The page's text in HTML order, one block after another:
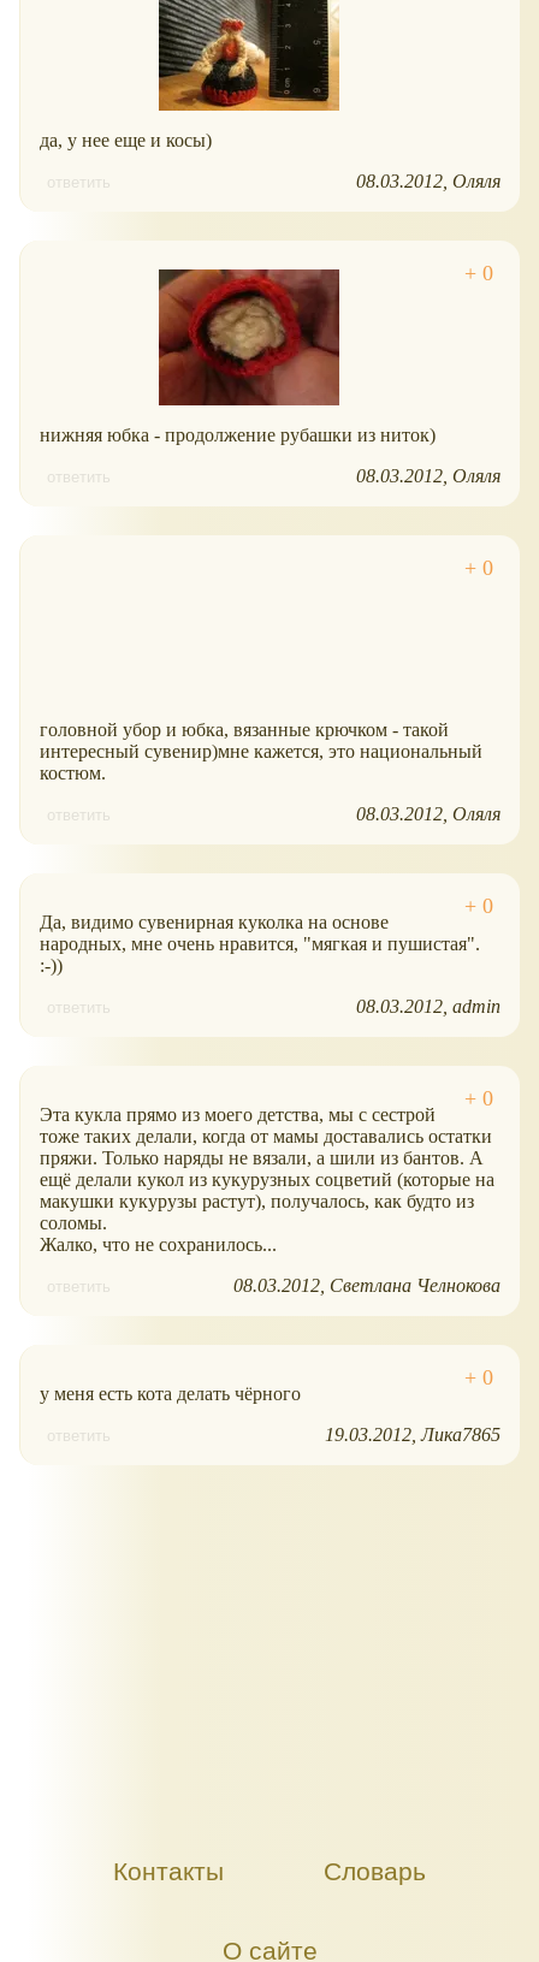
да, у нее еще и косы)
ответить 08.03.2012 Оляля
нижняя юбка - продолжение рубашки из ниток)
ответить 08.03.2012 Оляля
головной убор и юбка, вязанные крючком - такой
интересный сувенир)мне кажется, это национальный
костюм.
ответить 08.03.2012 Оляля
Да, видимо сувенирная куколка на основе
народных, мне очень нравится, "мягкая и пушистая".
:-))
ответить 08.03.2012 admin
Эта кукла прямо из моего детства, мы с сестрой
тоже таких делали, когда от мамы доставались остатки
пряжи. Только наряды не вязали, а шили из бантов. А
ещё делали кукол из кукурузных соцветий (которые на
макушки кукурузы растут), получалось, как будто из
соломы.
Жалко, что не сохранилось...
ответить 08.03.2012 Светлана Челнокова
у меня есть кота делать чёрного
ответить 19.03.2012 Лика7865
Контакты Словарь
О сайте